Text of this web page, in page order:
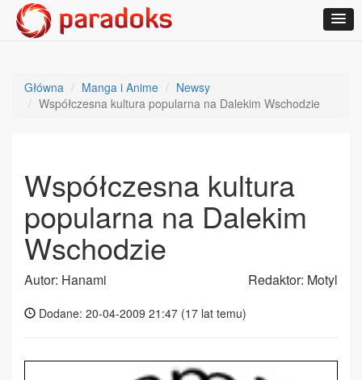
Główna Manga i Anime
Newsy
Współczesna kultura popularna na Dalekim Wschodzie
Współczesna kultura
popularna na Dalekim
Wschodzie
Autor: Hanami Redaktor: Motyl
Dodane: 20-04-2009 21:47 (17 lat temu)